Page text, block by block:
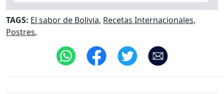
TAGS: El sabor de Bolivia, Recetas Internacionales,
Postres,